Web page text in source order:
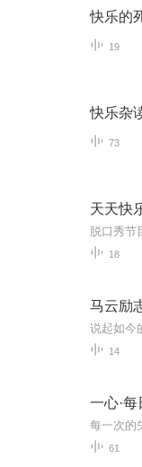
快乐的
19
快乐杂
73
天天快
18
马云励
14
61